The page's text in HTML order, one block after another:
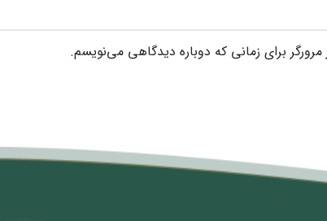
برای زمانی که دوباره دیدگاهی می‌نویسم.
وارد کنید